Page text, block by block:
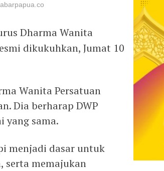
Dharma Wanita
dikukuhkan, Jumat 10
Wanita Persatuan
Dia berharap DWP
yang sama.
menjadi dasar untuk
serta memajukan